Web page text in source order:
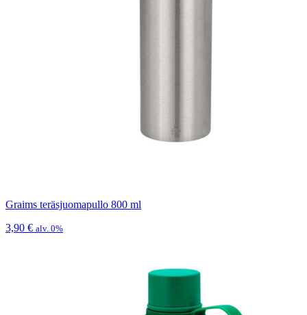
Graims teräsjuomapullo 800 ml
3,90 € alv. 0%